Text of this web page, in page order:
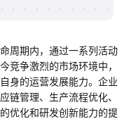
周期内，通过一系列活动
竞争激烈的市场环境中，
身的运营发展能力。企业
链管理、生产流程优化、
优化和研发创新能力的提